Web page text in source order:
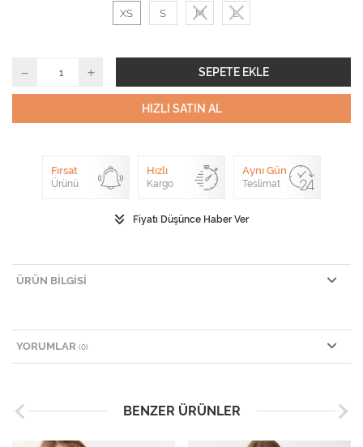
XS S M L
SEPETE EKLE
HIZLI SATIN AL
Fırsat
Ürünü
Hızlı
Kargo
Aynı Gün
Teslimat
Fiyatı Düşünce Haber Ver
ÜRÜN BILGISI
YORUMLAR (0)
BENZER ÜRÜNLER